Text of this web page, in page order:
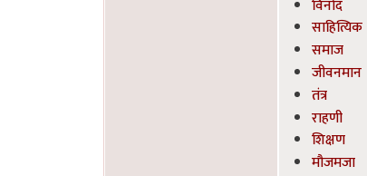
विनोद
साहित्यिक
समाज
जीवनमान
तंत्र
राहणी
शिक्षण
मौजमजा